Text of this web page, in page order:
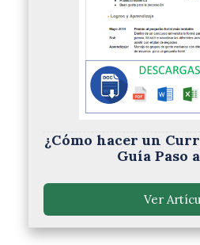
¿Cómo hacer un
Guía Paso
Ver